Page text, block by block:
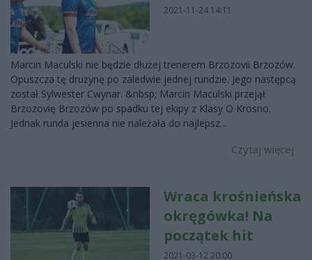
2021-11-24 14:11
Marcin Maculski nie będzie dłużej trenerem Brzozovii Brzozów.
Opuszcza tę drużynę po zaledwie jednej rundzie. Jego następcą
został Sylwester Cwynar. &nbsp; Marcin Maculski przejął
Brzozovię Brzozów po spadku tej ekipy z Klasy O Krosno.
Jednak runda jesienna nie należała do najlepsz...
Czytaj więcej
Wraca krośnieńska
okręgówka! Na
początek hit
2021-03-12 20:00